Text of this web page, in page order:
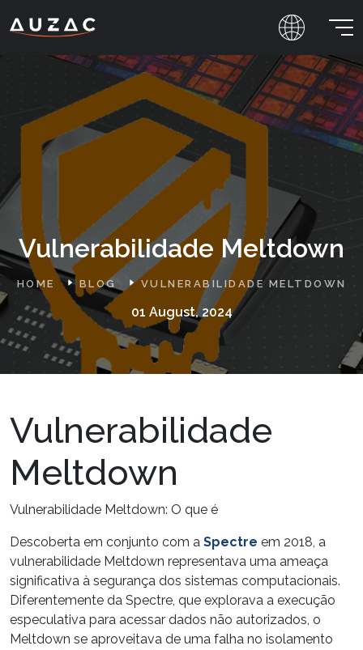
Vulnerabilidade Meltdown
HOME BLOG VULNERABILIDADE MELTDOWN
01 August, 2024
Vulnerabilidade
Meltdown
Vulnerabilidade Meltdown: O que é
Descoberta em conjunto com a Spectre em 2018, a
vulnerabilidade Meltdown representava uma ameaça
significativa à segurança dos sistemas computacionais.
Diferentemente da Spectre, que explorava a execução
especulativa para acessar dados não autorizados, o
Meltdown se aproveitava de uma falha no isolamento